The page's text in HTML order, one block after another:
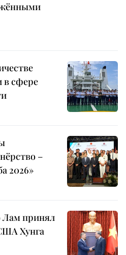
в сфере
–
2026»
Лам принял
Хунга